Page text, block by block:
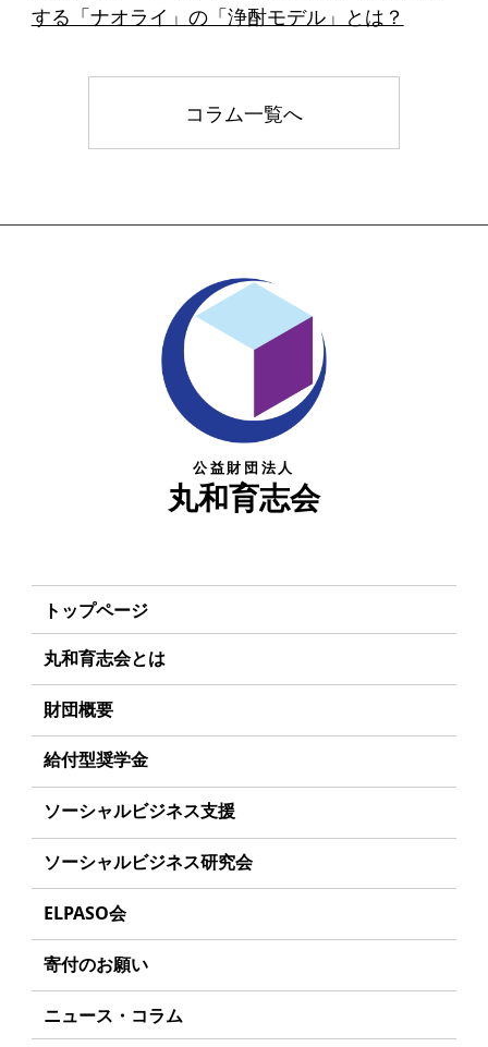
する「ナオライ」の「浄酎モデル」とは？
コラム一覧へ
公益財団法人
丸和育志会
トップページ
丸和育志会とは
理事長あいさつ
丸和育志会の目指す未来
学生のみなさんへ
起業を考えているみなさんへ
応援したいみなさんへ
財団概要
理念
沿革
組織
年間スケジュール
定款
個人情報保護方針
給付型奨学金
事業方針
募集要項
給付型奨学金とは
ソーシャルビジネス支援
事業方針
募集要項
ソーシャルビジネスとは
受賞者一覧
ソーシャルビジネス研究会
研究会のねらい
研究会一覧
ELPASO会
ELPASO会とは
寄付のお願い
お手続き
ニュース・コラム